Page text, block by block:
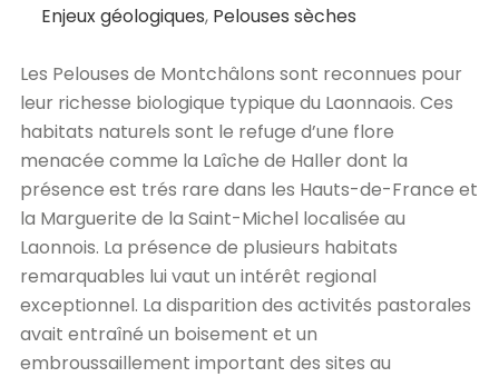
Enjeux géologiques, Pelouses sèches
Les Pelouses de Montchâlons sont reconnues pour
leur richesse biologique typique du Laonnaois. Ces
habitats naturels sont le refuge d’une flore
menacée comme la Laîche de Haller dont la
présence est trés rare dans les Hauts-de-France et
la Marguerite de la Saint-Michel localisée au
Laonnois. La présence de plusieurs habitats
remarquables lui vaut un intérêt regional
exceptionnel. La disparition des activités pastorales
avait entraîné un boisement et un
embroussaillement important des sites au